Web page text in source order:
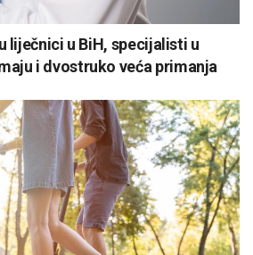
liječnici u BiH, specijalisti u
i dvostruko veća primanja